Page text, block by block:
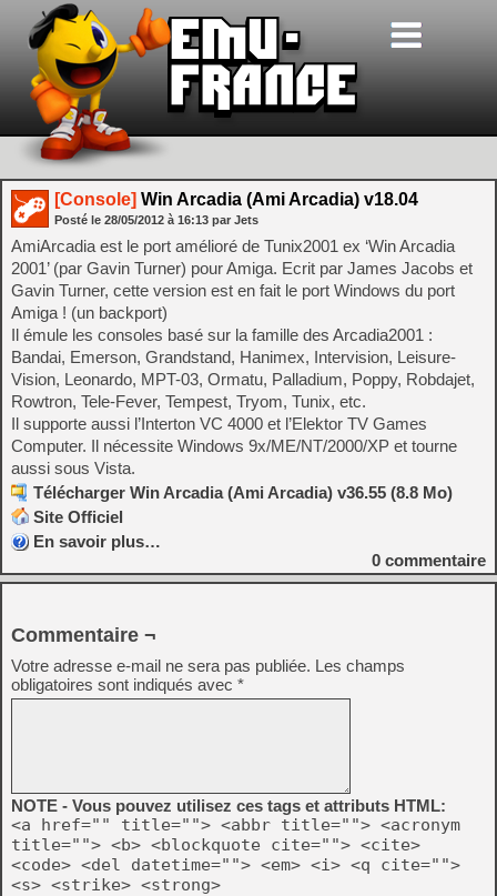
[Console] Win Arcadia (Ami Arcadia) v18.04
Posté le 28/05/2012 à 16:13 par Jets
AmiArcadia est le port amélioré de Tunix2001 ex ‘Win Arcadia
2001’ (par Gavin Turner) pour Amiga. Ecrit par James Jacobs et
Gavin Turner, cette version est en fait le port Windows du port
Amiga ! (un backport)
Il émule les consoles basé sur la famille des Arcadia2001 :
Bandai, Emerson, Grandstand, Hanimex, Intervision, Leisure-
Vision, Leonardo, MPT-03, Ormatu, Palladium, Poppy, Robdajet,
Rowtron, Tele-Fever, Tempest, Tryom, Tunix, etc.
Il supporte aussi l’Interton VC 4000 et l’Elektor TV Games
Computer. Il nécessite Windows 9x/ME/NT/2000/XP et tourne
aussi sous Vista.
Télécharger Win Arcadia (Ami Arcadia) v36.55 (8.8 Mo)
Site Officiel
En savoir plus…
0 commentaire
Commentaire ¬
Votre adresse e-mail ne sera pas publiée. Les champs
obligatoires sont indiqués avec *
NOTE - Vous pouvez utilisez ces tags et attributs HTML:
<a href="" title=""> <abbr title=""> <acronym
title=""> <b> <blockquote cite=""> <cite>
<code> <del datetime=""> <em> <i> <q cite="">
<s> <strike> <strong>